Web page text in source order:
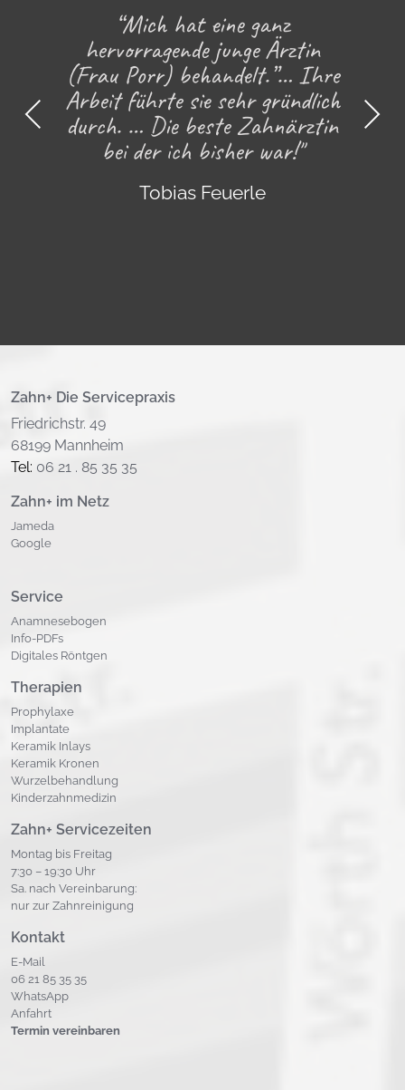
“Mich hat eine ganz
hervorragende junge Ärztin
(Frau Porr) behandelt.”… Ihre
Arbeit führte sie sehr gründlich
durch. … Die beste Zahnärztin
bei der ich bisher war!"
Tobias Feuerle
Pr
Ne
Zahn+ im Netz
Jameda
Google
Service
Anamnesebogen
Info-PDFs
Digitales Röntgen
Therapien
Prophylaxe
Implantate
Keramik Inlays
Keramik Kronen
Wurzelbehandlung
Kinderzahnmedizin
Zahn+ Servicezeiten
Montag bis Freitag
7:30 – 19:30 Uhr
Sa. nach Vereinbarung:
nur zur Zahnreinigung
Kontakt
E-Mail
06 21 85 35 35
WhatsApp
Anfahrt
Termin vereinbaren
Zahn+ Die Servicepraxis
Friedrichstr. 49
68199 Mannheim
Tel: 06 21 . 85 35 35